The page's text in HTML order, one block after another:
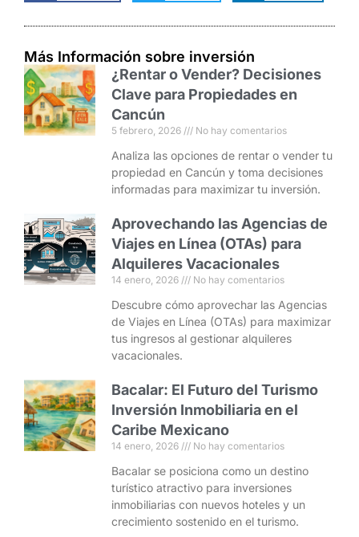
Más Información sobre inversión
¿Rentar o Vender? Decisiones
Clave para Propiedades en
Cancún
5 febrero, 2026 No hay comentarios
Analiza las opciones de rentar o vender tu
propiedad en Cancún y toma decisiones
informadas para maximizar tu inversión.
Aprovechando las Agencias de
Viajes en Línea (OTAs) para
Alquileres Vacacionales
14 enero, 2026 No hay comentarios
Descubre cómo aprovechar las Agencias
de Viajes en Línea (OTAs) para maximizar
tus ingresos al gestionar alquileres
vacacionales.
Bacalar: El Futuro del Turismo
Inversión Inmobiliaria en el
Caribe Mexicano
14 enero, 2026 No hay comentarios
Bacalar se posiciona como un destino
turístico atractivo para inversiones
inmobiliarias con nuevos hoteles y un
crecimiento sostenido en el turismo.